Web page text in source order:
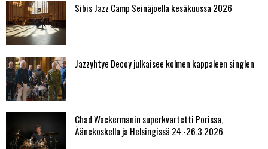
Sibis Jazz Camp Seinäjoella kesäkuussa 2026
Jazzyhtye Decoy julkaisee kolmen kappaleen singlen
Chad Wackermanin superkvartetti Porissa,
Äänekoskella ja Helsingissä 24.-26.3.2026